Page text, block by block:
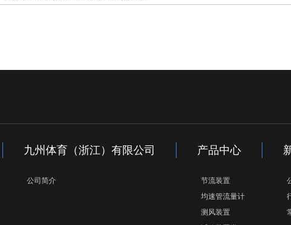
九州体育（浙江）有限公司
公司简介
产品中心
节流装置
均速管流量计
测风装置